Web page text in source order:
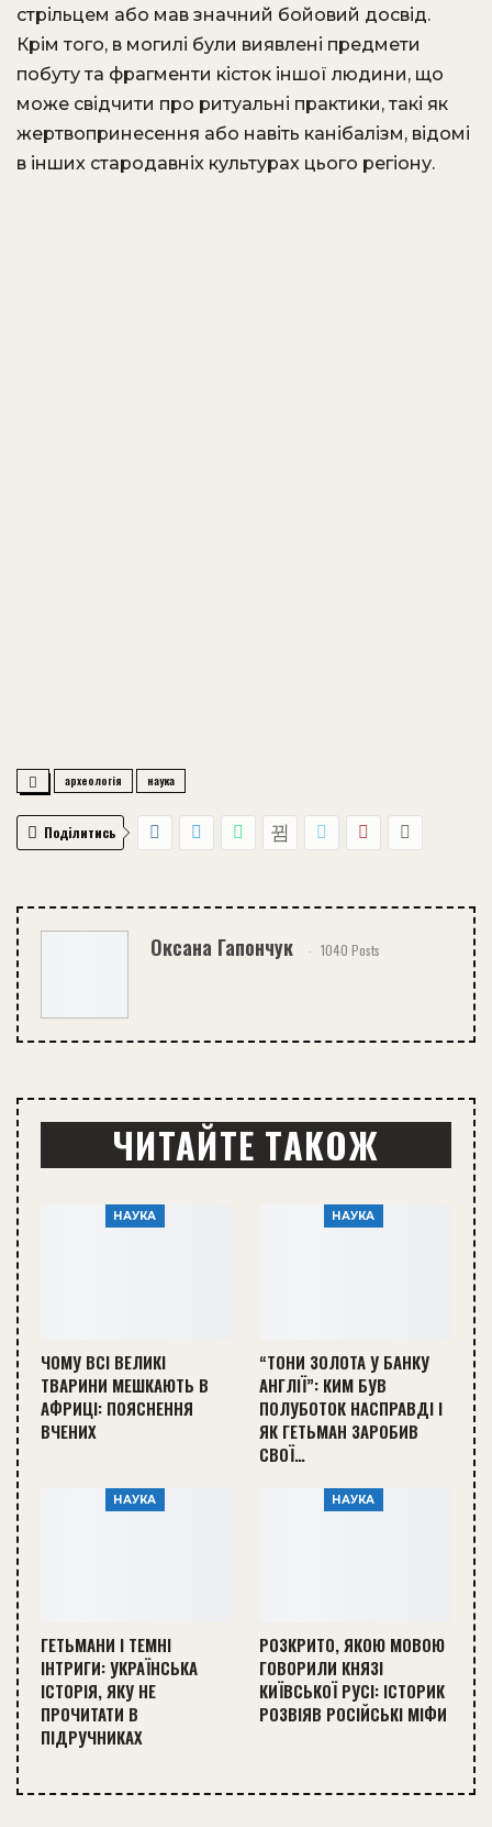
стрільцем або мав значний бойовий досвід.
Крім того, в могилі були виявлені предмети
побуту та фрагменти кісток іншої людини, що
може свідчити про ритуальні практики, такі як
жертвопринесення або навіть канібалізм, відомі
в інших стародавніх культурах цього регіону. ​
археологія наука
Поділитись
Оксана Гапончук 1040 Posts
ЧИТАЙТЕ ТАКОЖ
НАУКА
ЧОМУ ВСІ ВЕЛИКІ
ТВАРИНИ МЕШКАЮТЬ В
АФРИЦІ: ПОЯСНЕННЯ
ВЧЕНИХ
НАУКА
“ТОНИ ЗОЛОТА У БАНКУ
АНГЛІЇ”: КИМ БУВ
ПОЛУБОТОК НАСПРАВДІ І
ЯК ГЕТЬМАН ЗАРОБИВ
СВОЇ…
НАУКА
ГЕТЬМАНИ І ТЕМНІ
ІНТРИГИ: УКРАЇНСЬКА
ІСТОРІЯ, ЯКУ НЕ
ПРОЧИТАТИ В
ПІДРУЧНИКАХ
НАУКА
РОЗКРИТО, ЯКОЮ МОВОЮ
ГОВОРИЛИ КНЯЗІ
КИЇВСЬКОЇ РУСІ: ІСТОРИК
РОЗВІЯВ РОСІЙСЬКІ МІФИ